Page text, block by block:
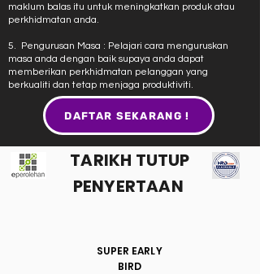
maklum balas itu untuk meningkatkan produk atau
perkhidmatan anda.
5. Pengurusan Masa : Pelajari cara menguruskan
masa anda dengan baik supaya anda dapat
memberikan perkhidmatan pelanggan yang
berkualiti dan tetap menjaga produktiviti.
DAFTAR SEKARANG !
TARIKH TUTUP
PENYERTAAN
SUPER EARLY
BIRD